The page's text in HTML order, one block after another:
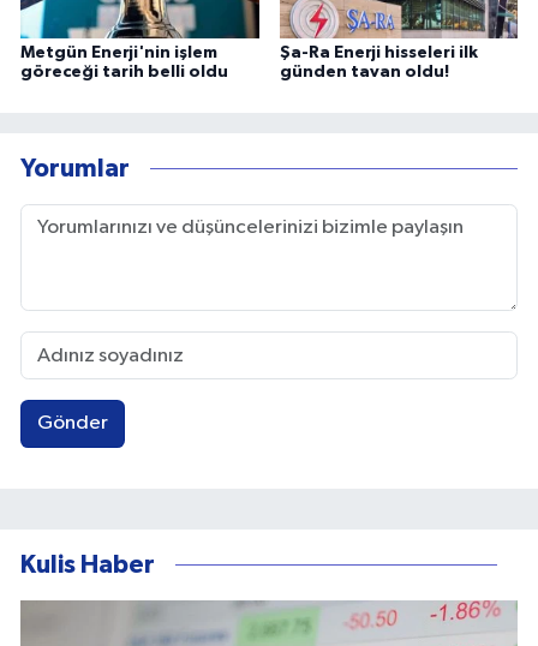
Metgün Enerji'nin işlem
göreceği tarih belli oldu
Şa-Ra Enerji hisseleri ilk
günden tavan oldu!
Yorumlar
Gönder
Kulis Haber